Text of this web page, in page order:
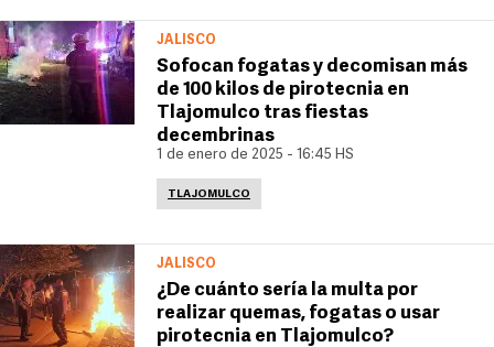
JALISCO
Sofocan fogatas y decomisan más
de 100 kilos de pirotecnia en
Tlajomulco tras fiestas
decembrinas
1 de enero de 2025 - 16:45 HS
TLAJOMULCO
JALISCO
¿De cuánto sería la multa por
realizar quemas, fogatas o usar
pirotecnia en Tlajomulco?